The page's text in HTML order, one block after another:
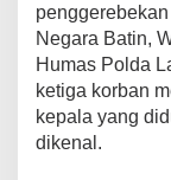
Negara Batin,
Humas Polda
ketiga korban
kepala yang
dikenal.